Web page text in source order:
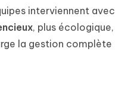
interviennent avec
, plus écologique,
la gestion complète